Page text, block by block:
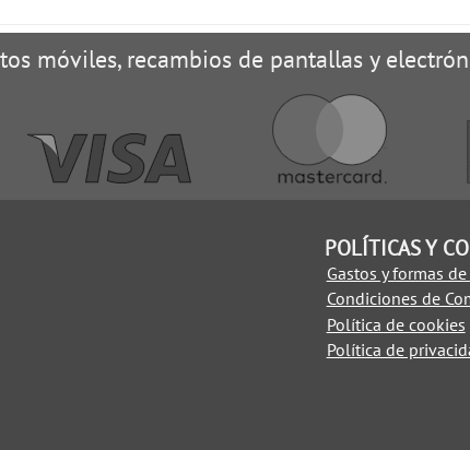
móviles, recambios de pantallas y
POLÍTICAS Y
Gastos y formas
Condiciones de
Política de cookies
Política de